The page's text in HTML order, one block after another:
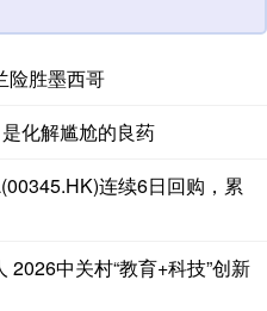
险胜墨西哥
化解尴尬的良药
连续6日回购，累
中关村“教育+科技”创新